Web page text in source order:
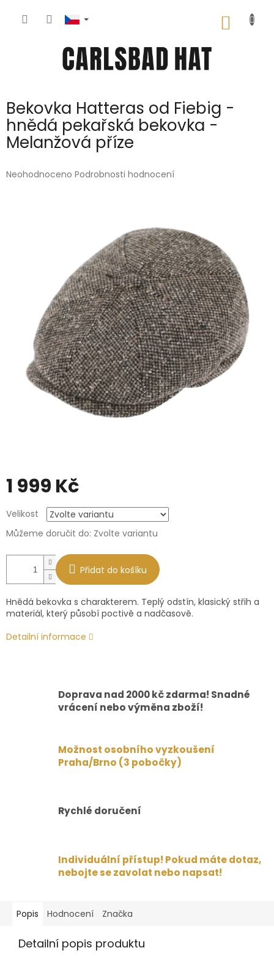
Bekovka Hatteras od Fiebig -
hnědá pekařská bekovka -
Melanžová příze
Průměrné
Neohodnoceno Podrobnosti hodnocení
1 999 Kč
cena:
Velikost
Můžeme doručit do: Zvolte variantu
Přidat do košíku
Hnědá bekovka s charakterem. Teplý odstín, klasický střih a
materiál, který působí poctivě a nadčasově.
Detailní informace
Doprava nad 2000 kč zdarma! Snadné
vrácení nebo výměna zboží!
Možnost osobního vyzkoušení
Praha/Brno (3 pobočky)
Rychlé doručení
Individuální přístup! Pokud máte dotaz,
nebojte se zavolat nebo napsat!
Popis Hodnocení Značka
Detailní popis produktu